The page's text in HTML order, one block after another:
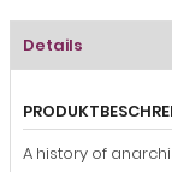
Details
A history of